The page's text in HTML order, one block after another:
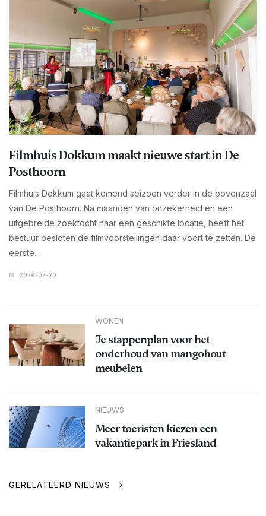
Filmhuis Dokkum maakt nieuwe start in De
Posthoorn
Filmhuis Dokkum gaat komend seizoen verder in de bovenzaal
van De Posthoorn. Na maanden van onzekerheid en een
uitgebreide zoektocht naar een geschikte locatie, heeft het
bestuur besloten de filmvoorstellingen daar voort te zetten. De
eerste...
2026-07-20
WONEN
Je stappenplan voor het
onderhoud van mangohout
meubelen
NIEUWS
Meer toeristen kiezen een
vakantiepark in Friesland
GERELATEERD NIEUWS